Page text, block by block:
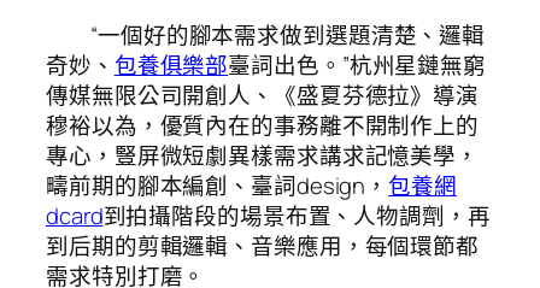
“一個好的腳本需求做到選題清楚、邏輯
奇妙、 包養俱樂部臺詞出色。”杭州星鏈無窮
傳媒無限公司開創人、《盛夏芬德拉》導演
穆裕以為，優質內在的事務離不開制作上的
專心，豎屏微短劇異樣需求講求記憶美學，
疇前期的腳本編創、臺詞design，包養網
dcard到拍攝階段的場景布置、人物調劑，再
到后期的剪輯邏輯、音樂應用，每個環節都
需求特別打磨。